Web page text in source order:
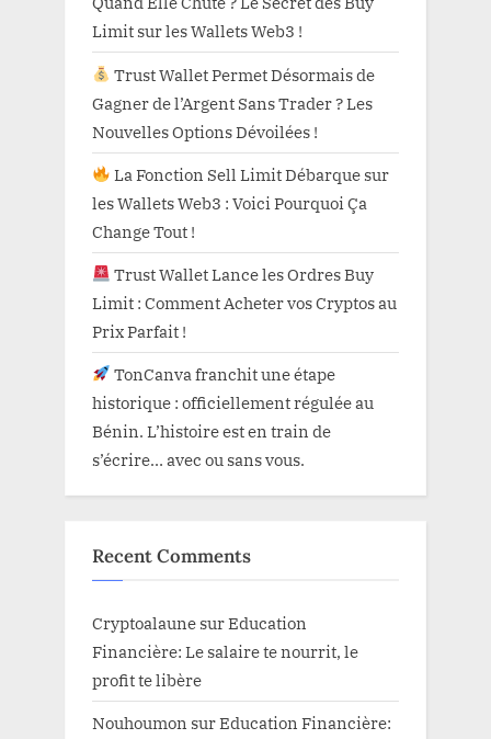
Limit sur les Wallets Web3 !
Trust Wallet Permet Désormais de
Gagner de l’Argent Sans Trader ? Les
Nouvelles Options Dévoilées !
La Fonction Sell Limit Débarque sur
les Wallets Web3 : Voici Pourquoi Ça
Change Tout !
Trust Wallet Lance les Ordres Buy
Limit : Comment Acheter vos Cryptos au
Prix Parfait !
TonCanva franchit une étape
historique : officiellement régulée au
Bénin. L’histoire est en train de
s’écrire… avec ou sans vous.
Recent Comments
Cryptoalaune surEducation
Financière: Le salaire te nourrit, le
profit te libère
Nouhoumon surEducation Financière: